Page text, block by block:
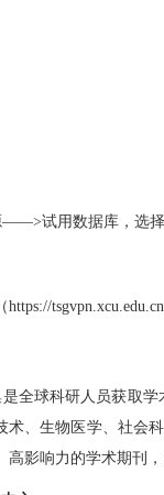
试用数据库，选择
全球科研人员获取
、生物医学、社会
高影响力的学术期刊